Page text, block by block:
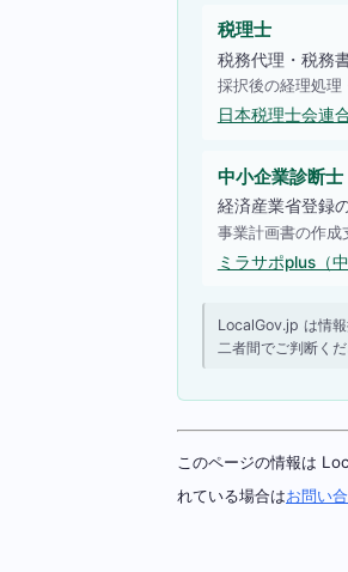
税理士
税務代理・税務
採択後の経理処理
日本税理士会連
中小企業診断士
経済産業省登録
事業計画書の作成
ミラサポplus（
LocalGov.jp は情報
二者間でご判断く
このページの情報は
れている場合はお問い